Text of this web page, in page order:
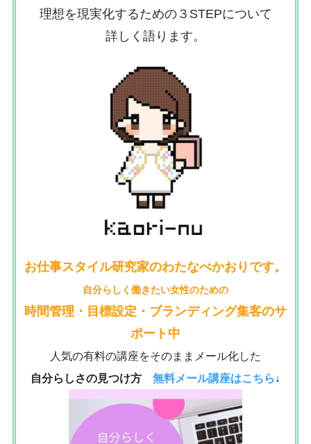
理想を現実化するための３STEPについて
詳しく語ります。
お仕事スタイル研究家のわたなべかおりです。
自分らしく働きたい女性のための
時間管理・目標設定・ブランディング集客のサ
ポート中
人気の有料の講座をそのままメール化した
自分らしさの見つけ方 無料メール講座はこちら ↓